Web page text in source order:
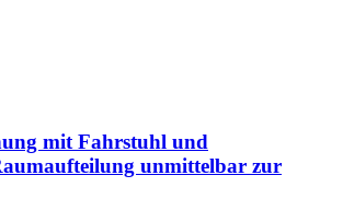
mit Fahrstuhl und
unmittelbar zur